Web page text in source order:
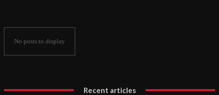
No posts to display
Recent articles